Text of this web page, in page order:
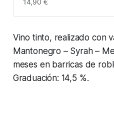
Vino tinto, realizado con
Mantonegro – Syrah –
meses en barricas de
Graduación: 14,5 %.